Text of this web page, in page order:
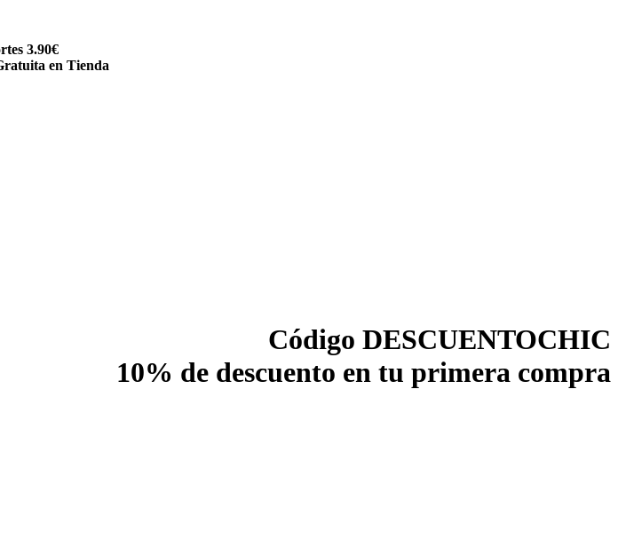
3.90€
en Tienda
Código DESCUENTOCHIC
10% de descuento en tu primera compra